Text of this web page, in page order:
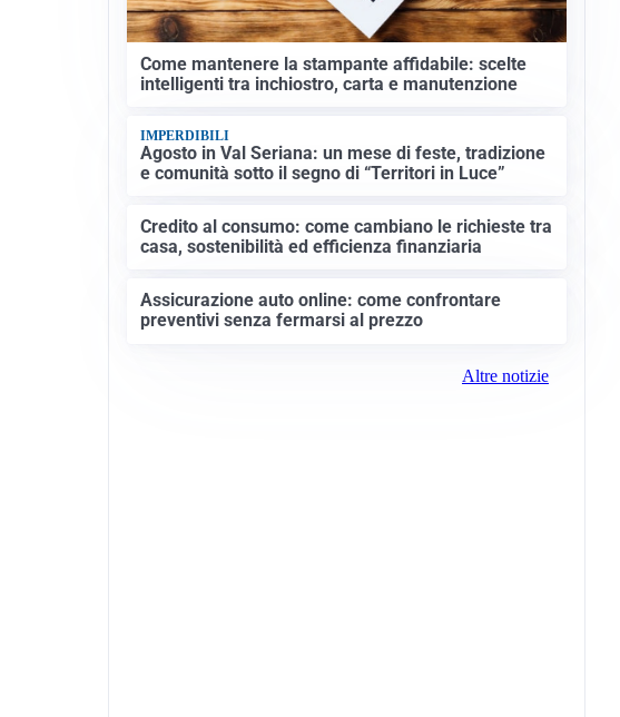
Come mantenere la stampante affidabile: scelte
intelligenti tra inchiostro, carta e manutenzione
IMPERDIBILI
Agosto in Val Seriana: un mese di feste, tradizione
e comunità sotto il segno di “Territori in Luce”
Credito al consumo: come cambiano le richieste tra
casa, sostenibilità ed efficienza finanziaria
Assicurazione auto online: come confrontare
preventivi senza fermarsi al prezzo
Altre notizie